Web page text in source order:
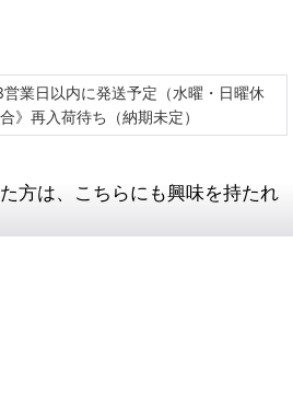
営業日以内に発送予定（水曜・日曜休
再入荷待ち（納期未定）
方は、こちらにも興味を持たれ